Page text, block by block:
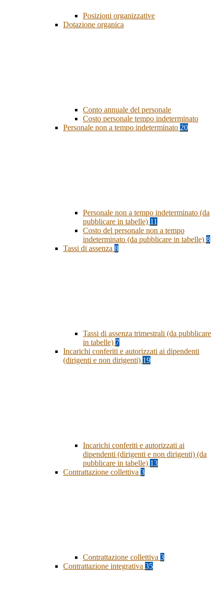
Posizioni organizzative
Dotazione organica
Conto annuale del personale
Costo personale tempo indeterminato
Personale non a tempo indeterminato 20
Personale non a tempo indeterminato (da
pubblicare in tabelle) 11
Costo del personale non a tempo
indeterminato (da pubblicare in tabelle) 8
Tassi di assenza 8
Tassi di assenza trimestrali (da pubblicare
in tabelle) 7
Incarichi conferiti e autorizzati ai dipendenti
(dirigenti e non dirigenti) 19
Incarichi conferiti e autorizzati ai
dipendenti (dirigenti e non dirigenti) (da
pubblicare in tabelle) 13
Contrattazione collettiva 3
Contrattazione collettiva 3
Contrattazione integrativa 35